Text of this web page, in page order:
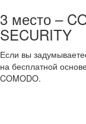
3 место –
SECURITY
Если вы
на бесплатной
COMODO.